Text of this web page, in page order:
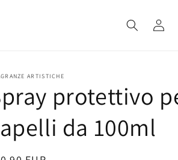
Accedi
ARTISTICHE
protettivo
da 100ml